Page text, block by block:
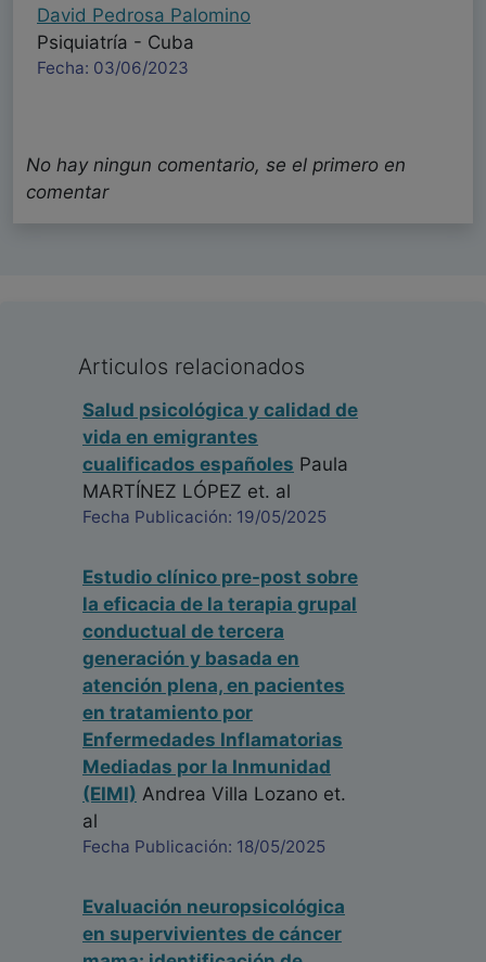
David Pedrosa Palomino
Psiquiatría - Cuba
Fecha: 03/06/2023
No hay ningun comentario, se el primero en
comentar
Articulos relacionados
Salud psicológica y calidad de
vida en emigrantes
cualificados españoles Paula
MARTÍNEZ LÓPEZ et. al
Fecha Publicación: 19/05/2025
Estudio clínico pre-post sobre
la eficacia de la terapia grupal
conductual de tercera
generación y basada en
atención plena, en pacientes
en tratamiento por
Enfermedades Inflamatorias
Mediadas por la Inmunidad
(EIMI) Andrea Villa Lozano et.
al
Fecha Publicación: 18/05/2025
Evaluación neuropsicológica
en supervivientes de cáncer